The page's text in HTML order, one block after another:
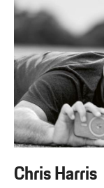
Chris Harris